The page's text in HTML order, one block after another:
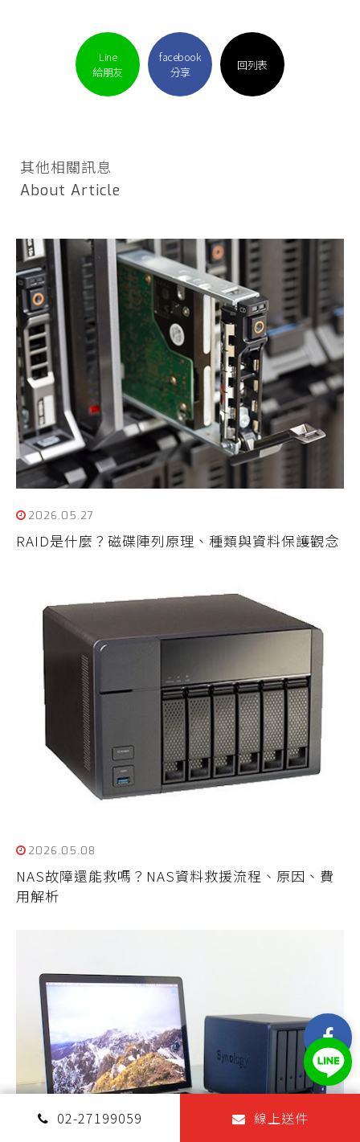
Line
給朋友
facebook
分享
回列表
其他相關訊息
About Article
2026.05.27
RAID是什麼？磁碟陣列原理、種類與資料保護觀念
2026.05.08
NAS故障還能救嗎？NAS資料救援流程、原因、費
用解析
02-27199059 線上送件